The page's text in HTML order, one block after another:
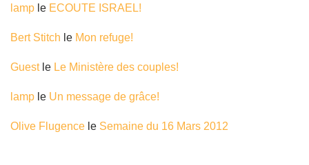
lamp le ECOUTE ISRAEL!
Bert Stitch le Mon refuge!
Guestle Le Ministère des couples!
lamp le Un message de grâce!
Olive Flugence le Semaine du 16 Mars 2012